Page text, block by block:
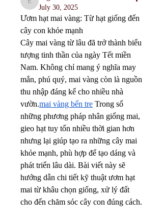
engine.aszm888
July 30, 2025
Ươm hạt mai vàng: Từ hạt giống đến
cây con khỏe mạnh
Cây mai vàng từ lâu đã trở thành biểu
tượng tinh thần của ngày Tết miền
Nam. Không chỉ mang ý nghĩa may
mắn, phú quý, mai vàng còn là nguồn
thu nhập đáng kể cho nhiều nhà
vườn.mai vàng bến tre Trong số
những phương pháp nhân giống mai,
gieo hạt tuy tốn nhiều thời gian hơn
nhưng lại giúp tạo ra những cây mai
khỏe mạnh, phù hợp để tạo dáng và
phát triển lâu dài. Bài viết này sẽ
hướng dẫn chi tiết kỹ thuật ươm hạt
mai từ khâu chọn giống, xử lý đất
cho đến chăm sóc cây con đúng cách.